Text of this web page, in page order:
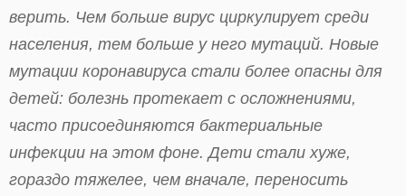
верить. Чем больше вирус циркулирует среди
населения, тем больше у него мутаций. Новые
мутации коронавируса стали более опасны для
детей: болезнь протекает с осложнениями,
часто присоединяются бактериальные
инфекции на этом фоне. Дети стали хуже,
гораздо тяжелее, чем вначале, переносить